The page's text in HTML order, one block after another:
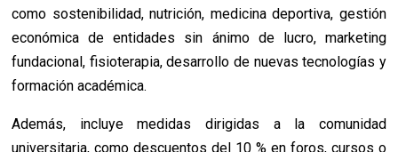
como sostenibilidad, nutrición, medicina deportiva, gestión
económica de entidades sin ánimo de lucro, marketing
fundacional, fisioterapia, desarrollo de nuevas tecnologías y
formación académica.
Además, incluye medidas dirigidas a la comunidad
universitaria, como descuentos del 10 % en foros, cursos o